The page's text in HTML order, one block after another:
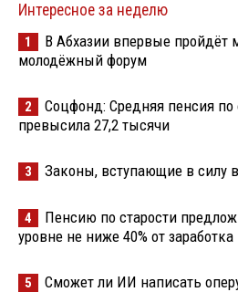
Интересное за неделю
1
В Абхазии впервые пройдёт
молодёжный форум
2
Соцфонд: Средняя пенсия по
превысила 27,2 тысячи
3 Законы, вступающие в силу в
4
Пенсию по старости
уровне не ниже 40% от заработка
5 Сможет ли ИИ написать